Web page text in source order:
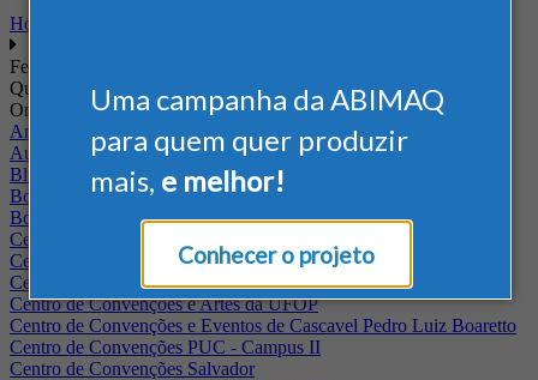
Uma campanha da ABIMAQ
para quem quer produzir
mais, e melhor!
Conhecer o projeto
Home
Feiras
Quando
Onde
Arena Jaguariuna
Auditório Albano Franco - FIEPA
Blumenau - SC
BolognaFiere
Boulevard Olimpico - RJ
Centro Internacional de Convenções do Brasil, em Brasília
Centro de Convenções - SE
Centro de Convenções de Pernambuco - PE
Centro de Convenções e Artes da UFOP
Centro de Convenções e Eventos de Cascavel Pedro Luiz Boaretto
Centro de Convenções PUC - Campus II
Centro de Convenções Salvador